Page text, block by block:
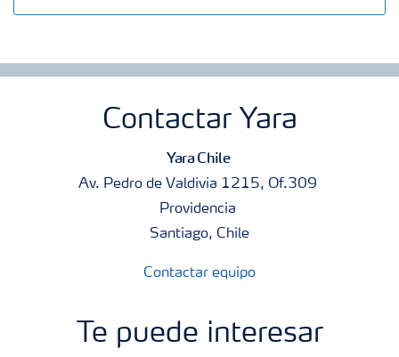
Contactar Yara
Yara Chile
Av. Pedro de Valdivia 1215, Of.309
Providencia
Santiago, Chile
Contactar equipo
Te puede interesar